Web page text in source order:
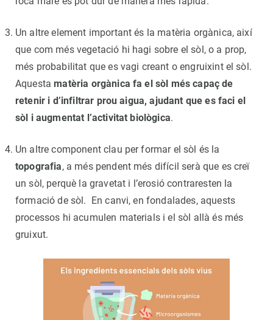
Un altre element important és la matèria orgànica, així
que com més vegetació hi hagi sobre el sòl, o a prop,
més probabilitat que es vagi creant o engruixint el sòl.
Aquestamatèria orgànica fa el sòl més capaç de
retenir i d’infiltrar prou aigua, ajudant que es faci el
sòl i augmentat l’activitat biològica.
Un altre component clau per formar el sòl és la
topografia, a més pendent més difícil serà que es creï
un sòl, perquè la gravetat i l’erosió contraresten la
formació de sòl. En canvi, en fondalades, aquests
processos hi acumulen materials i el sòl allà és més
gruixut.